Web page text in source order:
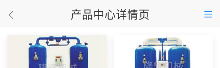
产品中心详情页